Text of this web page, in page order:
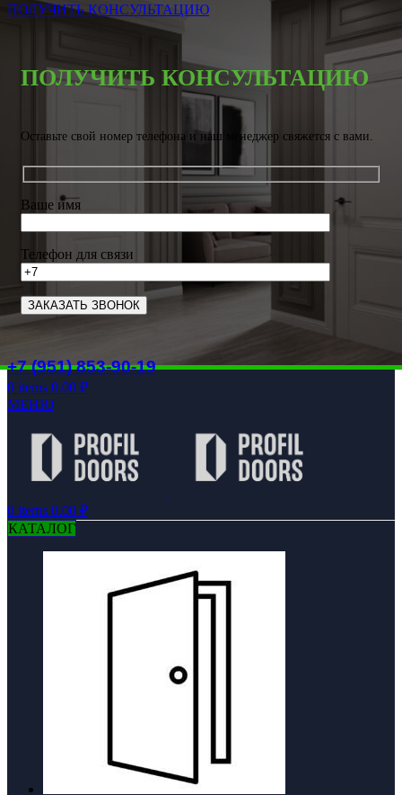
ПОЛУЧИТЬ КОНСУЛЬТАЦИЮ
ПОЛУЧИТЬ КОНСУЛЬТАЦИЮ
Оставьте свой номер телефона и наш менеджер свяжется с вами.
Ваше имя
Телефон для связи
+7 (951) 853-90-19
0 items 0.00 ₽
МЕНЮ
0 items 0.00 ₽
КАТАЛОГ